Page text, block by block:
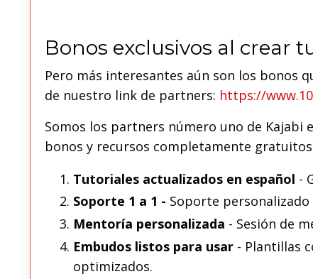
Bonos exclusivos al crear
Pero más interesantes aún son los bonos
de nuestro link de partners: https://
Somos los partners número uno de Kajabi
bonos y recursos completamente
Tutoriales actualizados en español -
Soporte 1 a 1 - Soporte
Mentoría personalizada - Sesión de
Embudos listos para usar - Plantillas
optimizados.